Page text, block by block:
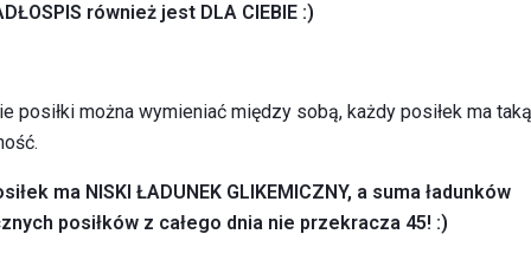
również jest DLA CIEBIE :)
posiłki można wymieniać między sobą, każdy posiłek ma
ma NISKI ŁADUNEK GLIKEMICZNY, a suma ładunków
posiłków z całego dnia nie przekracza 45! :)